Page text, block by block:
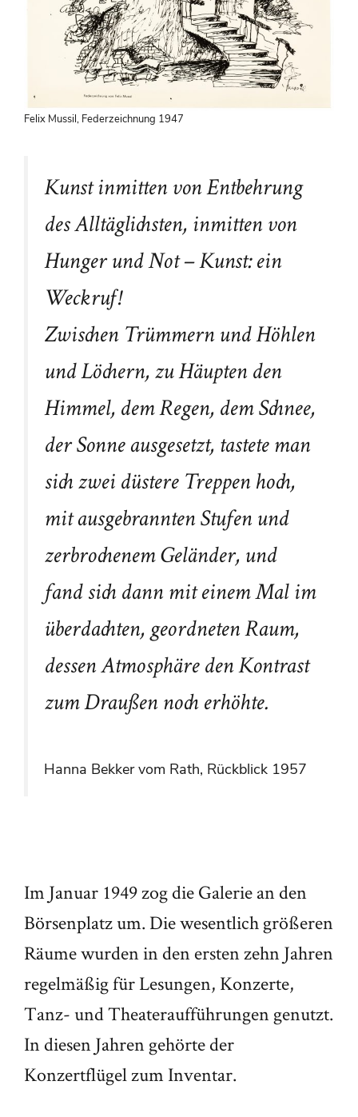
Felix Mussil, Federzeichnung 1947
Kunst inmitten von Entbehrung
des Alltäglichsten, inmitten von
Hunger und Not – Kunst: ein
Weckruf!
Zwischen Trümmern und Höhlen
und Löchern, zu Häupten den
Himmel, dem Regen, dem Schnee,
der Sonne ausgesetzt, tastete man
sich zwei düstere Treppen hoch,
mit ausgebrannten Stufen und
zerbrochenem Geländer, und
fand sich dann mit einem Mal im
überdachten, geordneten Raum,
dessen Atmosphäre den Kontrast
zum Draußen noch erhöhte.
Hanna Bekker vom Rath, Rückblick 1957
Im Januar 1949 zog die Galerie an den
Börsenplatz um. Die wesentlich größeren
Räume wurden in den ersten zehn Jahren
regelmäßig für Lesungen, Konzerte,
Tanz- und Theateraufführungen genutzt.
In diesen Jahren gehörte der
Konzertflügel zum Inventar.